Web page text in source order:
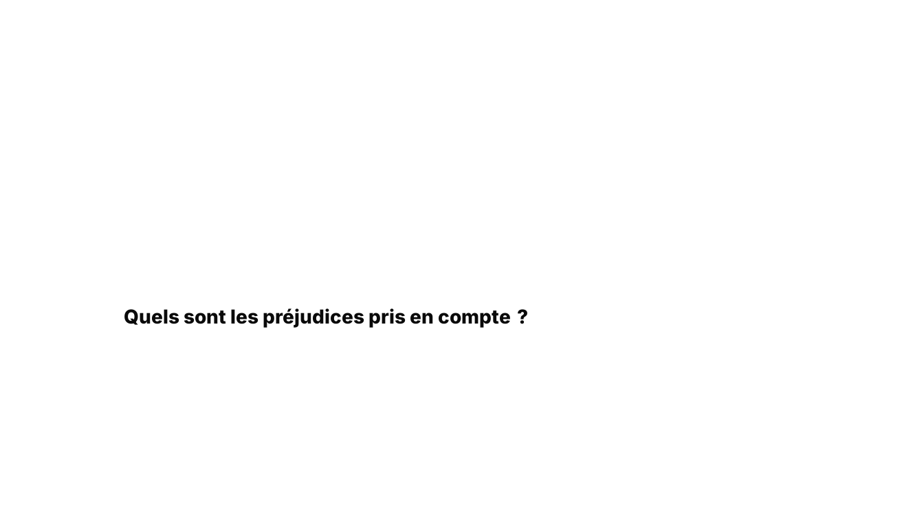
Quels sont les préjudices pris en compte ?